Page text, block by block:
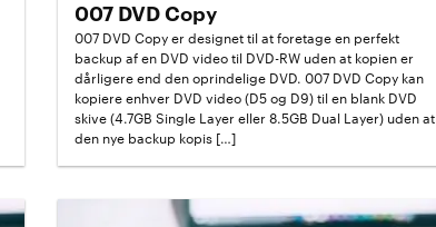
007 DVD Copy
007 DVD Copy er designet til at foretage en perfekt
backup af en DVD video til DVD-RW uden at kopien er
dårligere end den oprindelige DVD. 007 DVD Copy kan
kopiere enhver DVD video (D5 og D9) til en blank DVD
skive (4.7GB Single Layer eller 8.5GB Dual Layer) uden at
den nye backup kopis […]